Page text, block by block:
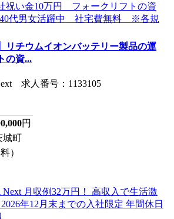
リチウムイオンバッテリー製品の運
の資...
求人番号：1133105
円
城町
）